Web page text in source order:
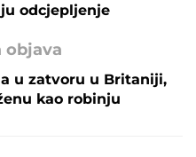
odcjepljenje
objava
u zatvoru u Britaniji,
kao robinju